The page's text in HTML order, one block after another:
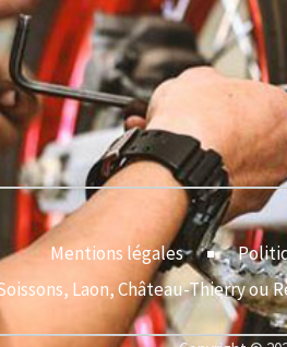
Mentions légales
Laon, Château-Thierry ou